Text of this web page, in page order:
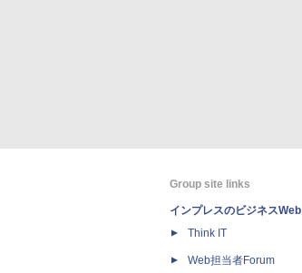
Group site links
インプレスのビジネスWeb
Think IT
Web担当者Forum